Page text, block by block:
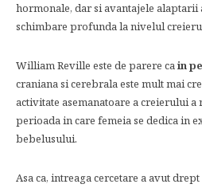
hormonale, dar si avantajele alaptarii
schimbare profunda la nivelul
William Reville este de parere cain
craniana si cerebrala este mult mai
activitate asemanatoare a creierului
perioada in care femeia se dedica in
bebelusului.
Asa ca, intreaga cercetare a avut